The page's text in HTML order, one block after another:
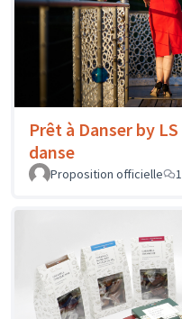
Prêt à Danser by
danse
Proposition officielle